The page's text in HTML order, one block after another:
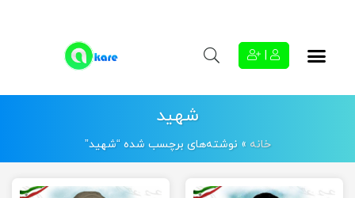
شهید
خانه » نوشته‌های برچسب شده “شهید”